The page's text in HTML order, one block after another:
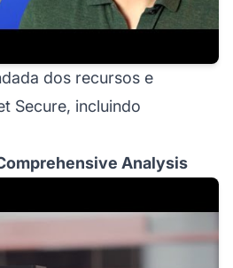
dos recursos e
Secure, incluindo
Analysis